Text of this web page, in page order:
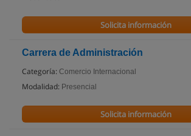
Solicita información
Carrera de Administración
Categoría: Comercio Internacional
Modalidad: Presencial
Solicita información